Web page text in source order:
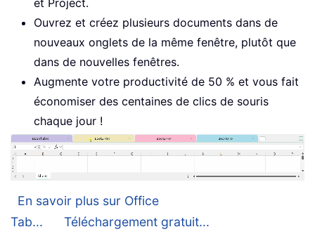
Ouvrez et créez plusieurs documents dans de
nouveaux onglets de la même fenêtre, plutôt que
dans de nouvelles fenêtres.
Augmente votre productivité de 50 % et vous fait
économiser des centaines de clics de souris
chaque jour !
En savoir plus sur Office
Tab...
Téléchargement gratuit...